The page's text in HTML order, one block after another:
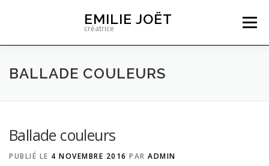
EMILIE JOËT
créatrice
Menu
CRÉATIONS GRAPHIQUES
BALLADE COULEURS
Ballade couleurs
PUBLIÉ LE 4 NOVEMBRE 2016 PAR ADMIN